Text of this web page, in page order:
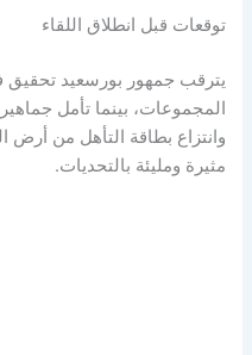
توقعات قبل انطلاق اللقاء
يترقب جمهور بورسعيد تحقيق
المجموعات، بينما تأمل
وانتزاع بطاقة التأهل من أرض
مثيرة ومليئة بالتحديات.